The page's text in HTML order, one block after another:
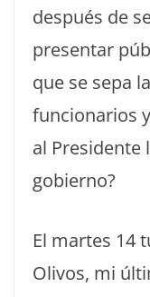
después de
presentar
que se sepa
funcionarios
al Presidente
gobierno?
El martes 14
Olivos, mi